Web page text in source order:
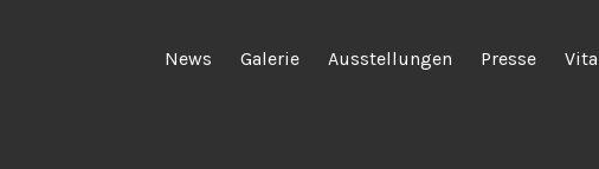
News Galerie Ausstellungen Presse Vita